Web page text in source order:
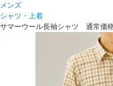
メンズ
シャツ・上着
サマーウール長袖シャツ 通常価